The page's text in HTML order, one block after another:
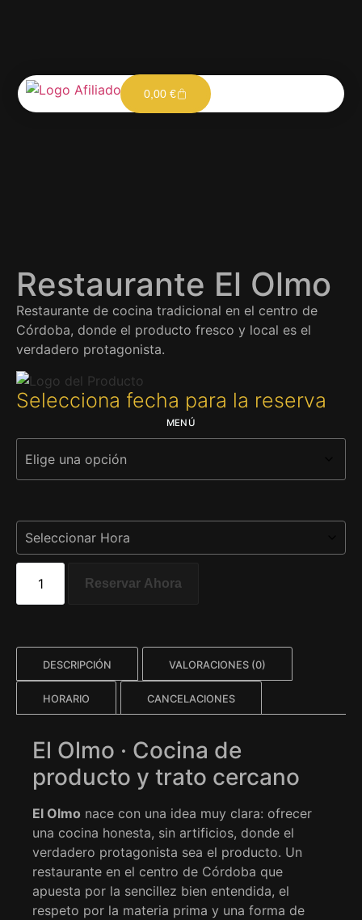
0,00€
Restaurante El Olmo
Restaurante de cocina tradicional en el centro de
Córdoba, donde el producto fresco y local es el
verdadero protagonista.
Selecciona fecha para la reserva
MENÚ
Reservar Ahora
DESCRIPCIÓN VALORACIONES (0)
HORARIO CANCELACIONES
El Olmo · Cocina de
producto y trato cercano
El Olmo nace con una idea muy clara: ofrecer
una cocina honesta, sin artificios, donde el
verdadero protagonista sea el producto. Un
restaurante en el centro de Córdoba que
apuesta por la sencillez bien entendida, el
respeto por la materia prima y una forma de